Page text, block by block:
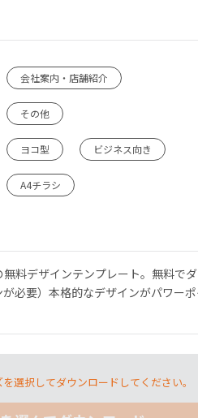
会社案内・店舗紹介
その他
ヨコ型 ビジネス向き
A4チラシ
料デザインテンプレート。無料で
必要）本格的なデザインがパワー
選択してダウンロードしてください。